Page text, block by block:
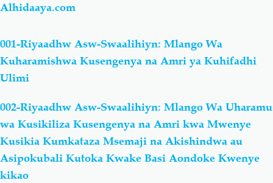
Alhidaaya.com
001-Riyaadhw Asw-Swaalihiyn: Mlango Wa
Kuharamishwa Kusengenya na Amri ya Kuhifadhi
Ulimi
002-Riyaadhw Asw-Swaalihiyn: Mlango Wa Uharamu
wa Kusikiliza Kusengenya na Amri kwa Mwenye
Kusikia Kumkataza Msemaji na Akishindwa au
Asipokubali Kutoka Kwake Basi Aondoke Kwenye
kikao